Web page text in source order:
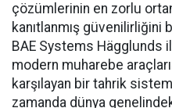
çözümlerinin en zorlu
kanıtlanmış güvenilirliğini
BAE Systems Hägglunds
modern muharebe
karşılayan bir tahrik
zamanda dünya